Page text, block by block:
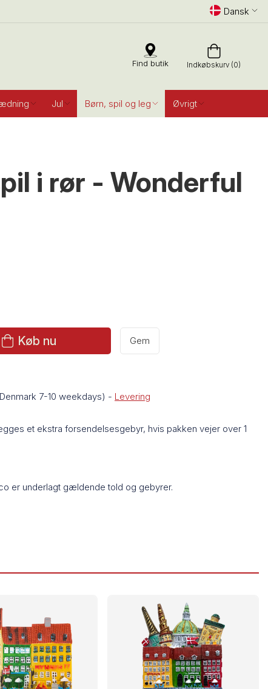
Dansk
Find butik Indkøbskurv (0)
Jul Børn, spil og leg Øvrigt
i rør - Wonderful
Køb nu Gem
7-10 weekdays) - Levering
et ekstra forsendelsesgebyr, hvis pakken vejer over 1
er underlagt gældende told og gebyrer.